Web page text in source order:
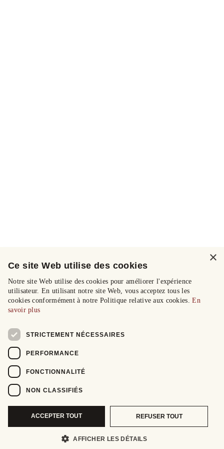
×
Ce site Web utilise des cookies
Notre site Web utilise des cookies pour améliorer l'expérience
utilisateur. En utilisant notre site Web, vous acceptez tous les
cookies conformément à notre Politique relative aux cookies.En
savoir plus
STRICTEMENT NÉCESSAIRES
PERFORMANCE
FONCTIONNALITÉ
NON CLASSIFIÉS
ACCEPTER TOUT REFUSER TOUT
AFFICHER LES DÉTAILS